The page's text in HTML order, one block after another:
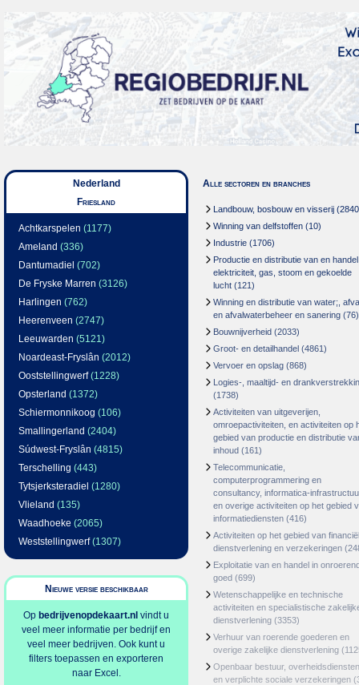
Nederland
Friesland
Achtkarspelen (1177)
Ameland (336)
Dantumadiel (702)
De Fryske Marren (3126)
Harlingen (762)
Heerenveen (2747)
Leeuwarden (5121)
Noardeast-Fryslân (2012)
Ooststellingwerf(1228)
Opsterland (1372)
Schiermonnikoog (106)
Smallingerland (2404)
Súdwest-Fryslân (4815)
Terschelling (443)
Tytsjerksteradiel (1280)
Vlieland (135)
Waadhoeke (2065)
Weststellingwerf(1307)
Nieuwe versie beschikbaar
Op bedrijvenopdekaart.nl vindt u
veel meer informatie per bedrijf en
veel meer bedrijven. Ook kunt u
filters toepassen en exporteren
naar Excel.
Alle sectoren en branches
Landbouw, bosbouw en visserij
Winning van delfstoffen (10)
Industrie (1706)
Productie en distributie van en
elektriciteit, gas, stoom en gekoelde
lucht (121)
Winning en distributie van water;,
en afvalwaterbeheer en sanering (76)
Bouwnijverheid (2033)
Groot- en detailhandel (4861)
Vervoer en opslag (868)
Logies-, maaltijd- en
(1738)
Activiteiten van uitgeverijen,
omroepactiviteiten, en activiteiten op
gebied van productie en distributie
inhoud (161)
Telecommunicatie,
computerprogrammering en
consultancy, informatica-
en overige activiteiten op het gebied
informatiediensten (416)
Activiteiten op het gebied van
dienstverlening en verzekeringen
Exploitatie van en handel in
goed (699)
Wetenschappelijke en technische
activiteiten en specialistische
dienstverlening (3353)
Verhuur van roerende goederen en
overige zakelijke dienstverlening
Openbaar bestuur, overheidsdiensten
en verplichte sociale verzekeringen